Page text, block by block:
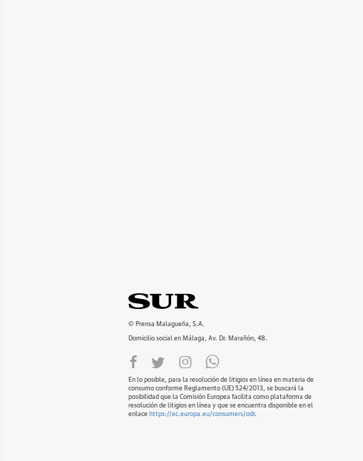
© Prensa Malagueña, S.A.
Domicilio social en Málaga, Av. Dr. Marañón, 48.
En lo posible, para la resolución de litigios en línea en materia de
consumo conforme Reglamento (UE) 524/2013, se buscará la
posibilidad que la Comisión Europea facilita como plataforma de
resolución de litigios en línea y que se encuentra disponible en el
enlace https://ec.europa.eu/consumers/odr.